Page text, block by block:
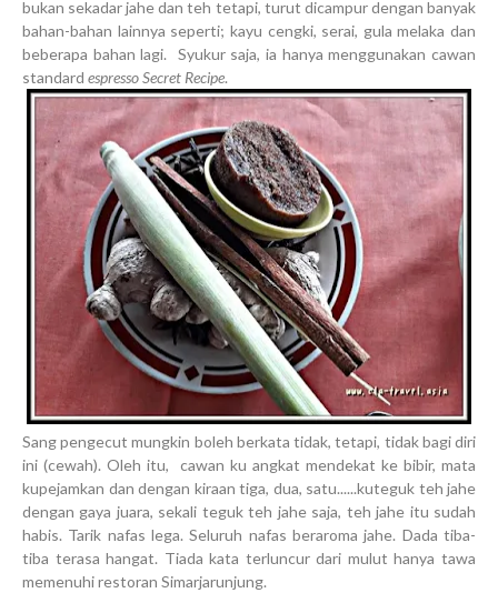
bukan sekadar jahe dan teh tetapi, turut dicampur dengan banyak
bahan-bahan lainnya seperti; kayu cengki, serai, gula melaka dan
beberapa bahan lagi. Syukur saja, ia hanya menggunakan cawan
standard espresso Secret Recipe.
Sang pengecut mungkin boleh berkata tidak, tetapi, tidak bagi diri
ini (cewah). Oleh itu, cawan ku angkat mendekat ke bibir, mata
kupejamkan dan dengan kiraan tiga, dua, satu......kuteguk teh jahe
dengan gaya juara, sekali teguk teh jahe saja, teh jahe itu sudah
habis. Tarik nafas lega. Seluruh nafas beraroma jahe. Dada tiba-
tiba terasa hangat. Tiada kata terluncur dari mulut hanya tawa
memenuhi restoran Simarjarunjung.